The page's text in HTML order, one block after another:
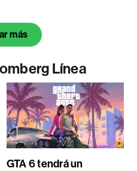
más
Línea
GTA 6 tendrá un